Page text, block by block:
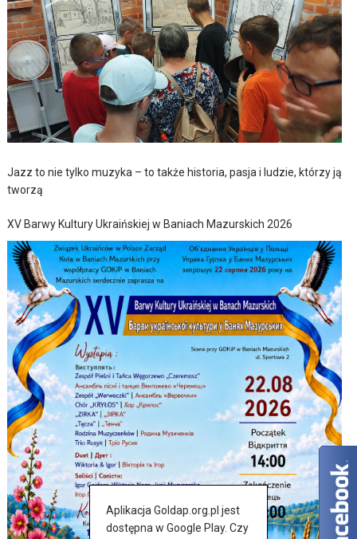
Jazz to nie tylko muzyka – to także historia, pasja i ludzie, którzy ją
tworzą
XV Barwy Kultury Ukraińskiej w Baniach Mazurskich 2026
Aplikacja Goldap.org.pl jest
dostępna w Google Play. Czy